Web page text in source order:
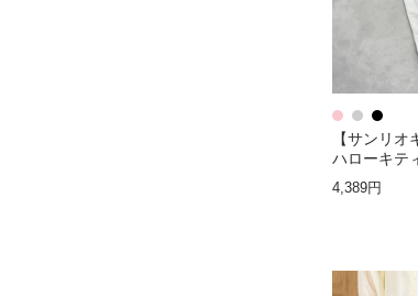
【サンリオ
ハローキテ
スウェット
4,389円